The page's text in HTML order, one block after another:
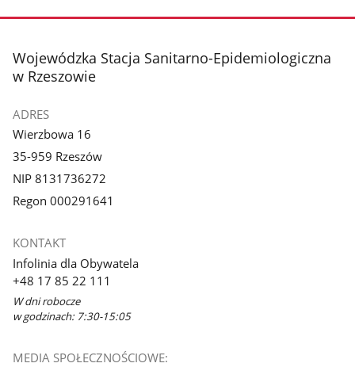
stopka
Wojewódzka Stacja Sanitarno-Epidemiologiczna
w Rzeszowie
ADRES
Wierzbowa 16
35-959 Rzeszów
NIP 8131736272
Regon 000291641
KONTAKT
Infolinia dla Obywatela
+48 17 85 22 111
W dni robocze
w godzinach: 7:30-15:05
MEDIA SPOŁECZNOŚCIOWE: